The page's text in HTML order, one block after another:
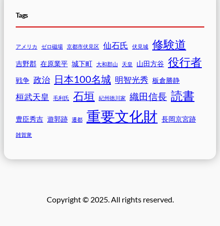
Tags
アメリカ ゼロ磁場 京都市伏見区 仙石氏 伏見城 修験道
吉野郡 在原業平 城下町 大和郡山 天皇 山田方谷 役行者
戦争 政治 日本100名城 明智光秀 板倉勝静
桓武天皇 毛利氏 石垣 紀州徳川家 織田信長 読書
豊臣秀吉 遊郭跡 遷都 重要文化財 長岡京宮跡
雑賀衆
Copyright © 2025. All rights reserved.